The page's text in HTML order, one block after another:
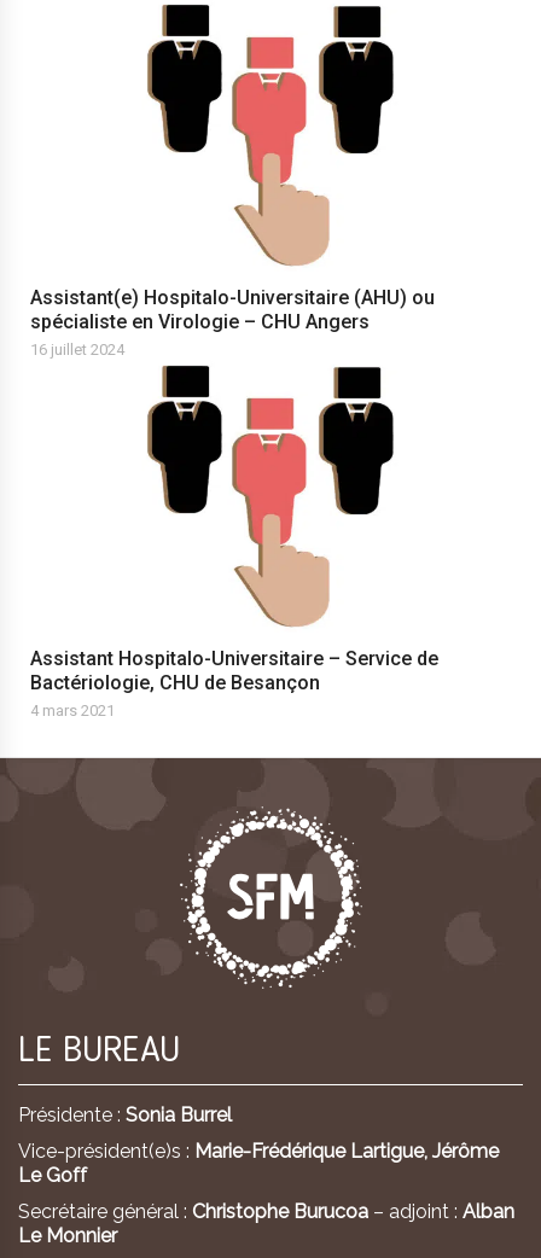
Assistant(e) Hospitalo-Universitaire (AHU) ou
spécialiste en Virologie – CHU Angers
16 juillet 2024
Assistant Hospitalo-Universitaire – Service de
Bactériologie, CHU de Besançon
4 mars 2021
LE BUREAU
Présidente : Sonia Burrel
Vice-président(e)s : Marie-Frédérique Lartigue, Jérôme
Le Goff
Secrétaire général : Christophe Burucoa – adjoint : Alban
Le Monnier